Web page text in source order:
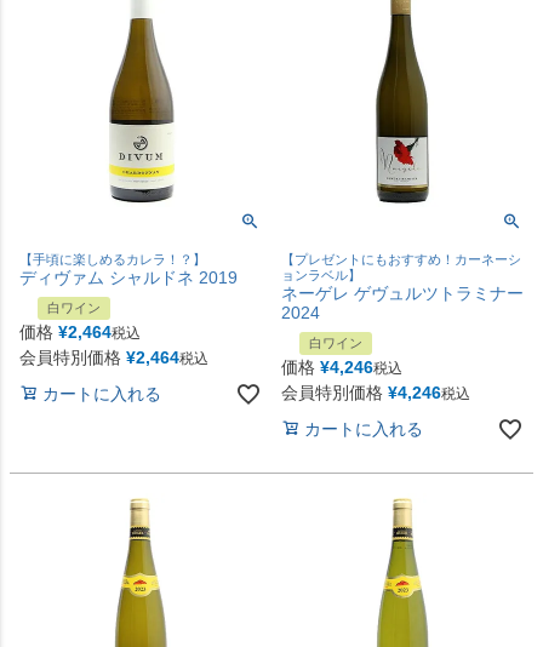
【手頃に楽しめるカレラ！？】
ディヴァム シャルドネ 2019
白ワイン
価格 ¥2,464税込
会員特別価格 ¥2,464税込
カートに入れる
【プレゼントにもおすすめ！カーネーシ
ョンラベル】
ネーゲレ ゲヴュルツトラミナー
2024
白ワイン
価格 ¥4,246税込
会員特別価格 ¥4,246税込
カートに入れる